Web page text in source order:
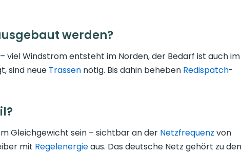
werden?
viel Windstrom entsteht im Norden, der Bedarf ist auch im
sind neue Trassen nötig. Bis dahin beheben Redispatch-
Gleichgewicht sein – sichtbar an der Netzfrequenz von
mit Regelenergieaus. Das deutsche Netz gehört zu den